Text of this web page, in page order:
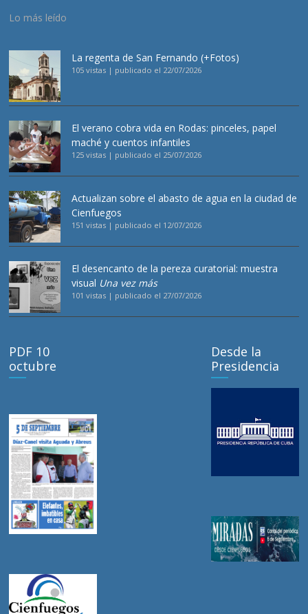
Lo más leído
La regenta de San Fernando (+Fotos)
105 vistas | publicado el 22/07/2026
El verano cobra vida en Rodas: pinceles, papel
maché y cuentos infantiles
125 vistas | publicado el 25/07/2026
Actualizan sobre el abasto de agua en la ciudad de
Cienfuegos
151 vistas | publicado el 12/07/2026
El desencanto de la pereza curatorial: muestra
visual Una vez más
101 vistas | publicado el 27/07/2026
PDF 10
octubre
Desde la
Presidencia